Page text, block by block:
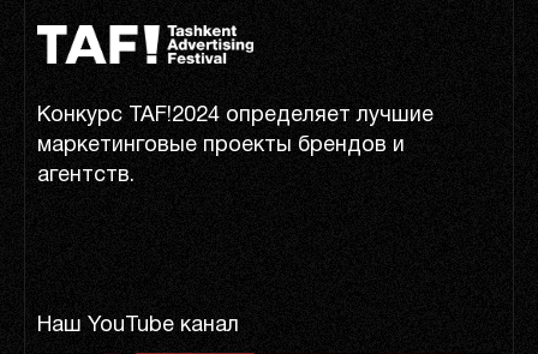
Конкурс TAF!2024 определяет лучшие
маркетинговые проекты брендов и
агентств.
Наш YouTube канал